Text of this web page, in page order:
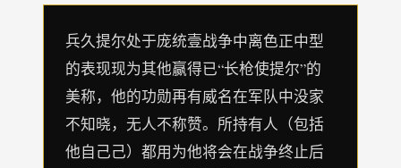
兵久提尔处于庞统壹战争中离色正中型
的表现现为其他赢得已“长枪使提尔”的
美称，他的功勋再有威名在军队中没家
不知晓，无人不称赞。所持有人（包括
他自己己）都用为他将会在战争终止后